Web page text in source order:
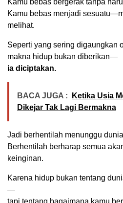
Kamu bebas menjadi
melihat.
Seperti yang sering digaungkan
makna hidup bukan diberikan—
ia diciptakan.
BACA JUGA :
Ketika Usia
Dikejar Tak Lagi Bermakna
Jadi berhentilah menunggu
Berhentilah berharap semua
keinginan.
Karena hidup bukan tentang
—
tapi tentang bagaimana kamu